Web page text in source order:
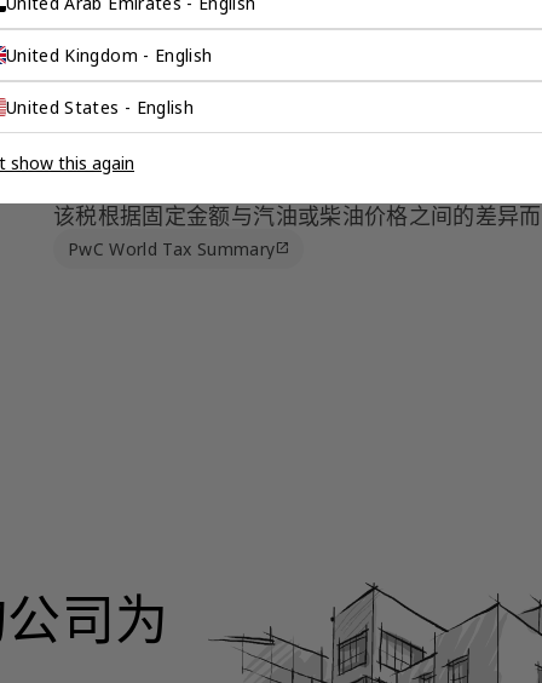
5 智利消费税
智利还对特定商品征收消费税，例如酒精饮料、
品。这些消费税从10％到50％不等。此外，还针
该税根据固定金额与汽油或柴油价格之间的差异
PwC World Tax Summary open_in_new
司为
United Kingdom - English
United States - English
show this again